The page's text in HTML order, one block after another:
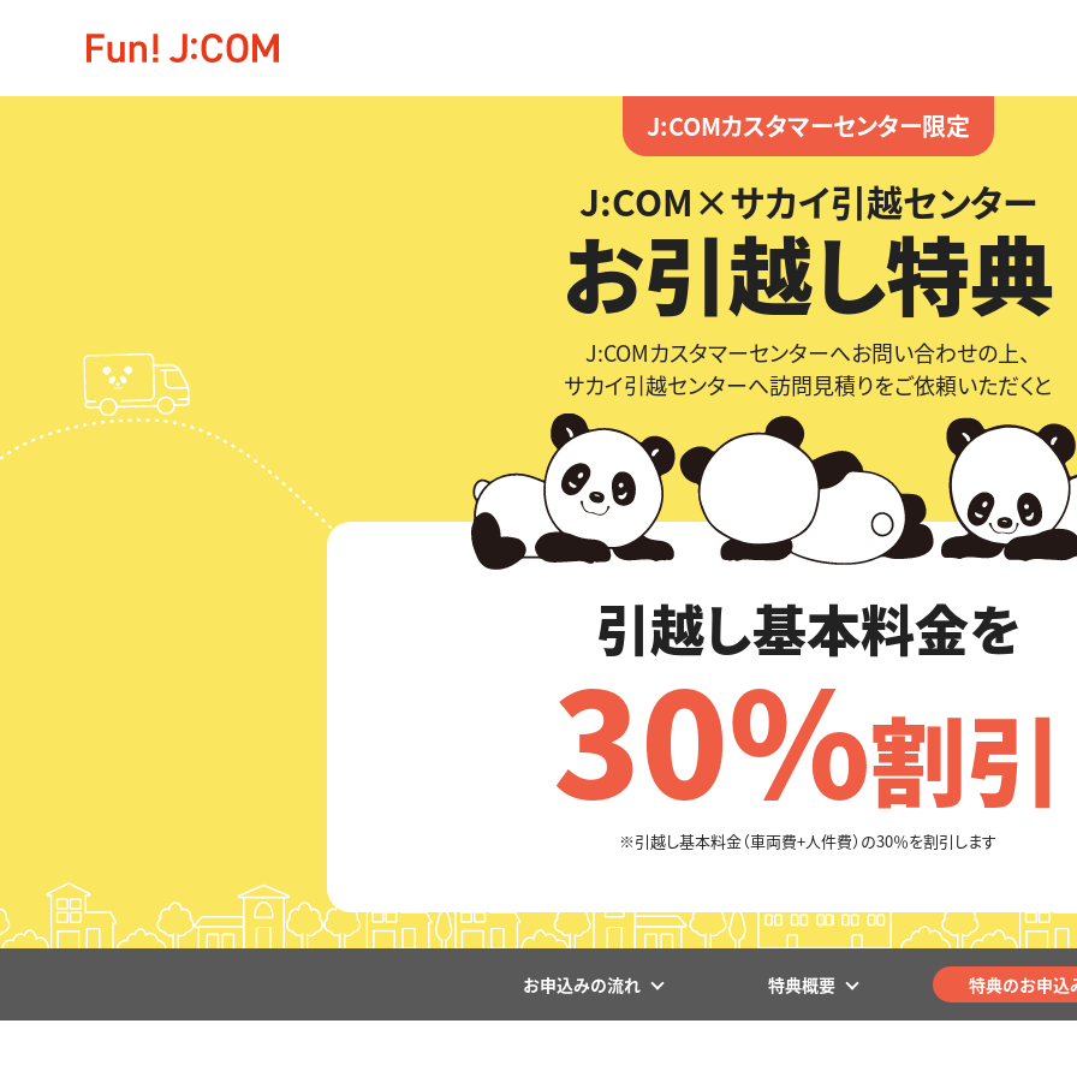
J:COMカスタマーセンター限定
J:COM×サカイ引越センター
お引越し特典
J:COMカスタマーセンターへお問い合わせの上、
サカイ引越センターへ訪問見積りをご依頼いただくと
引越し基本料金を
30%割引
※引越し基本料金（車両費+人件費）の30％を割引します
お申込みの流れ 特典概要 特典のお申込